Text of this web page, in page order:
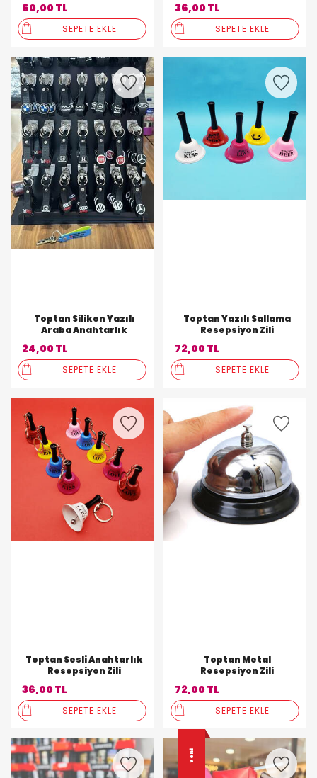
60,00 TL
SEPETE EKLE
36,00 TL
SEPETE EKLE
Toptan Silikon Yazılı
Araba Anahtarlık
24,00 TL
SEPETE EKLE
Toptan Yazılı Sallama
Resepsiyon Zili
72,00 TL
SEPETE EKLE
Toptan Sesli Anahtarlık
Resepsiyon Zili
36,00 TL
SEPETE EKLE
Toptan Metal
Resepsiyon Zili
72,00 TL
SEPETE EKLE
Yeni